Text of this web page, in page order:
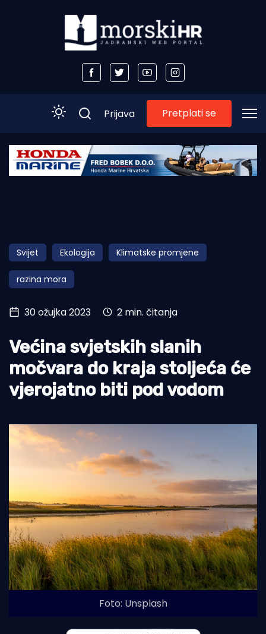
Početna
Obala
Otoci
Turizam i nautika
Pomorstvo
Ribolov
Ekologija
Tradicija i kultura
Prijava Pretplati se
Svijet Ekologija Klimatske promjene
razina mora
30 ožujka 2023 2 min. čitanja
Većina svjetskih slanih
močvara do kraja stoljeća će
vjerojatno biti pod vodom
Foto: Unsplash